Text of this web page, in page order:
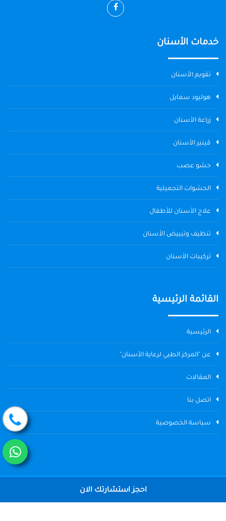
خدمات الأسنان
تقويم الأسنان
هوليود سمايل
زراعة الأسنان
ڤينير الأسنان
حشو عصب
الحشوات التجميلية
علاج الأسنان للأطفال
تنظيف وتبييض الأسنان
تركيبات الأسنان
القائمة الرئيسية
الرئيسية
عن "المركز الطبي لرعاية الأسنان"
المقالات
اتصل بنا
سياسة الخصوصية
Dental Center
احجز استشارتك الان